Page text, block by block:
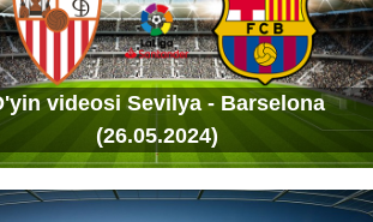
videosi Sevilya - Barselona
(26.05.2024)